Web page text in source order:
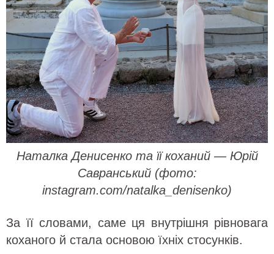
Наталка Денисенко та її коханий — Юрій
Савранський (фото:
instagram.com/natalka_denisenko)
За її словами, саме ця внутрішня рівновага
коханого й стала основою їхніх стосунків.